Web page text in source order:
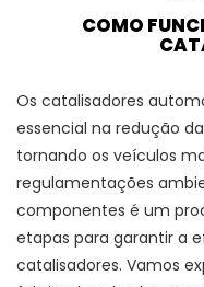
COMO
Os catalisadores
essencial na redução
tornando os veículos
regulamentações
componentes é um
etapas para garantir a
catalisadores. Vamos